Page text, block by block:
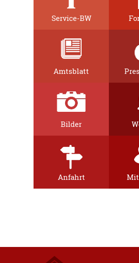
Service-BW
Amtsblatt
Bilder
Anfahrt